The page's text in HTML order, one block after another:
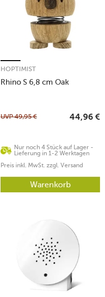
Rhino S 6,8 cm Oak
HOPTIMIST
Nur noch 4 Stück auf Lager -
Lieferung in 1-2 Werktagen
UVP49,95 € 44,96 €
Preis inkl. MwSt. zzgl. Versand
Warenkorb